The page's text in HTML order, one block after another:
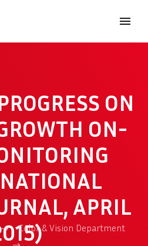
ON
ON-
APRIL
Color & Vision Department